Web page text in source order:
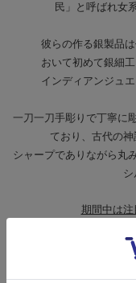
民」と呼ばれ女
彼らの作る銀製品
おいて初めて銀細
インディアンジュ
一刀一刀手彫りで丁寧に
ており、古代の神
シャープでありながら丸
シ
期間中は
是非店